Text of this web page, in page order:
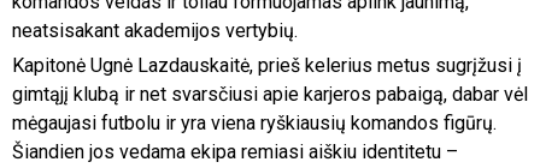
neatsisakant akademijos vertybių.
Kapitonė Ugnė Lazdauskaitė, prieš kelerius metus sugrįžusi į
gimtąjį klubą ir net svarsčiusi apie karjeros pabaigą, dabar vėl
mėgaujasi futbolu ir yra viena ryškiausių komandos figūrų.
Šiandien jos vedama ekipa remiasi aiškiu identitetu –